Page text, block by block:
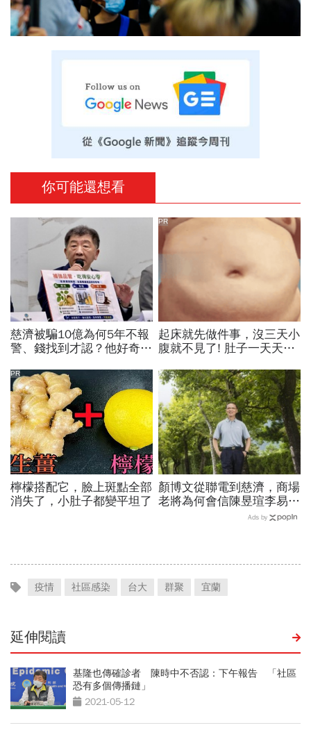
你可能還想看
慈濟被騙10億為何5年不報
警、錢找到才認？他好奇：
「擋疫苗」黑鍋只求1件事
起床就先做件事，沒三天小
腹就不見了! 肚子一天天變
PR
檸檬搭配它，臉上斑點全部
消失了，小肚子都變平坦了
PR
顏博文從聯電到慈濟，商場
老將為何會信陳昱瑄李易
儒、豪給10億？慈濟發
Ads by
疫情 社區感染 台大 群聚 宜蘭
延伸閱讀
基隆也傳確診者 陳時中不否認：下午報告 「社區
恐有多個傳播鏈」
2021-05-12